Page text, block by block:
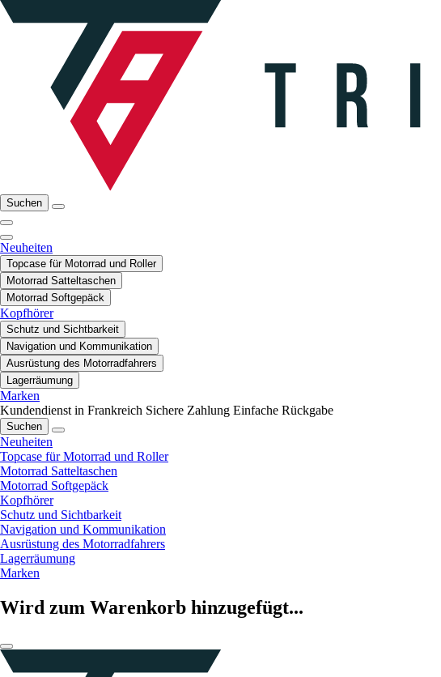
Suchen
Neuheiten
Topcase für Motorrad und Roller
Motorrad Satteltaschen
Motorrad Softgepäck
Kopfhörer
Schutz und Sichtbarkeit
Navigation und Kommunikation
Ausrüstung des Motorradfahrers
Lagerräumung
Marken
Kundendienst in Frankreich Sichere Zahlung Einfache Rückgabe
Suchen
Neuheiten
Topcase für Motorrad und Roller
Motorrad Satteltaschen
Motorrad Softgepäck
Kopfhörer
Schutz und Sichtbarkeit
Navigation und Kommunikation
Ausrüstung des Motorradfahrers
Lagerräumung
Marken
Wird zum Warenkorb hinzugefügt...